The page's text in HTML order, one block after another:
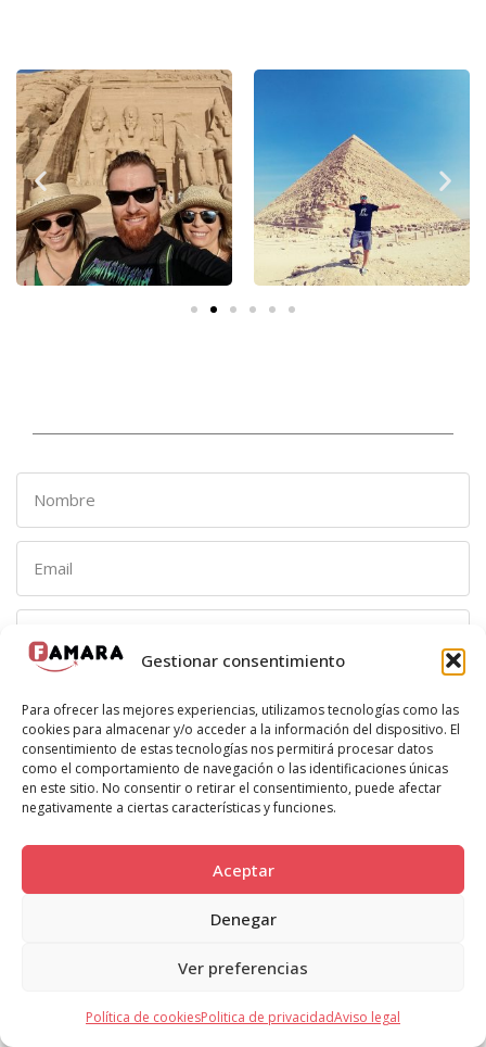
Gestionar consentimiento
Para ofrecer las mejores experiencias, utilizamos tecnologías como las
cookies para almacenar y/o acceder a la información del dispositivo. El
consentimiento de estas tecnologías nos permitirá procesar datos
como el comportamiento de navegación o las identificaciones únicas
en este sitio. No consentir o retirar el consentimiento, puede afectar
negativamente a ciertas características y funciones.
Aceptar
Denegar
Ver preferencias
Política de cookiesPolitica de privacidadAviso legal
Enviar